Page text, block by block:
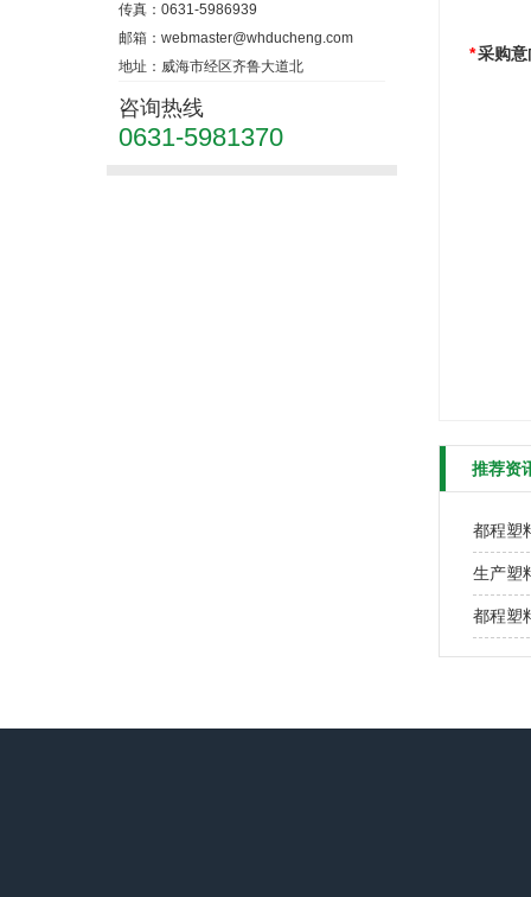
传真：0631-5986939
邮箱：webmaster@whducheng.com
地址：威海市经区齐鲁大道北
咨询热线
0631-5981370
*采购
推荐资
都程塑
生产塑
都程塑